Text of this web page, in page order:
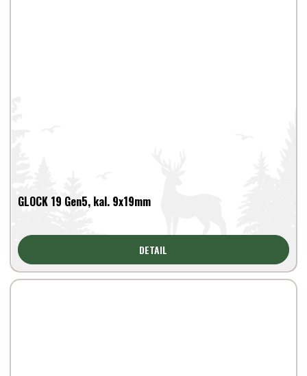
GLOCK 19 Gen5, kal. 9x19mm
DETAIL